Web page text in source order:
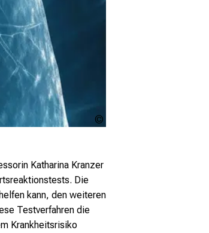
Katharina Kranzer
Die
kann, den weiteren
Testverfahren die
Krankheitsrisiko